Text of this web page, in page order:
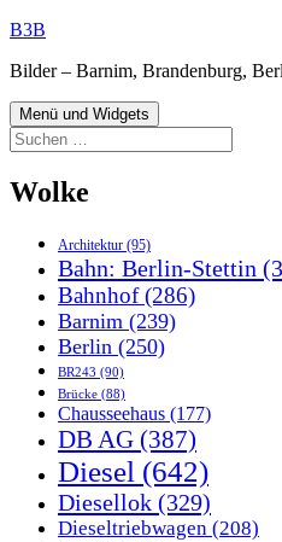
Zum
springen
B3B
Bilder – Barnim, Brandenburg,
Menü und Widgets
Suchen
nach:
Wolke
Architektur (95)
Bahn: Berlin-Stettin
Bahnhof(286)
Barnim (239)
Berlin (250)
BR243 (90)
Brücke (88)
Chausseehaus (177)
DB AG (387)
Diesel (642)
Diesellok (329)
Dieseltriebwagen (208)